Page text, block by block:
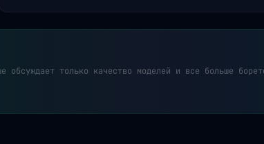
обсуждает только качество моделей и все больше